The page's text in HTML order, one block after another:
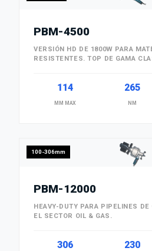
PBM-4500
VERSIÓN HD DE 1800W PARA
RESISTENTES. TOP DE GAMA
114
MM MAX
265
NM
100-306mm
PBM-12000
HEAVY-DUTY PARA PIPELINES
EL SECTOR OIL & GAS.
306 230